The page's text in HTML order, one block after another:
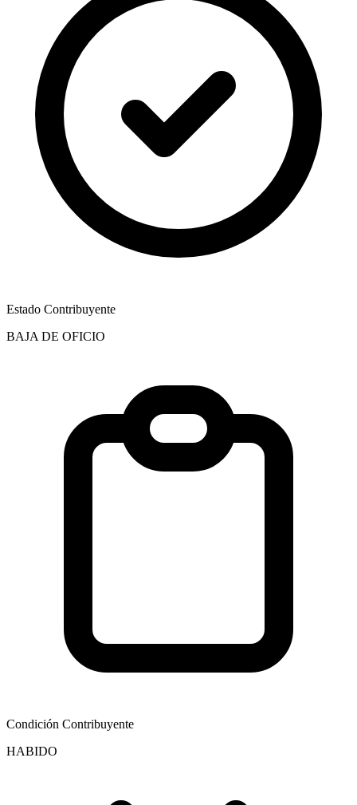
Estado Contribuyente
BAJA DE OFICIO
Condición Contribuyente
HABIDO